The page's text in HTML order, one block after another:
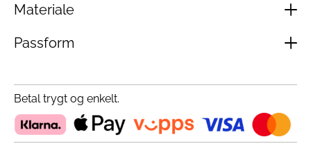
Materiale
Passform
Betal trygt og enkelt.